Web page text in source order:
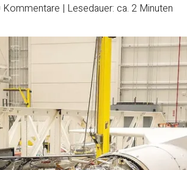
Kommentare | Lesedauer: ca. 2 Minuten